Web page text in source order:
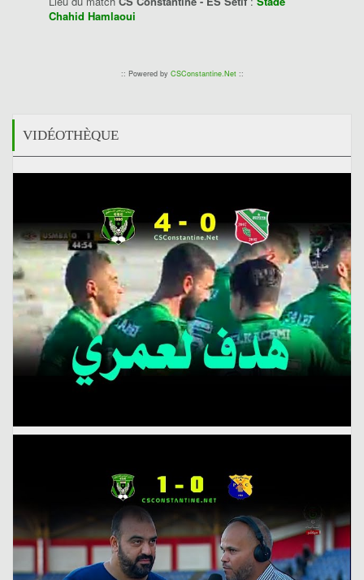
Chahid Hamlaoui
:: Powered by CSConstantine.Net::
VIDÉOTHÈQUE